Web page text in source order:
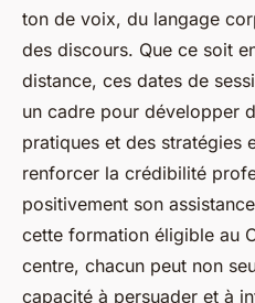
ton de voix, du langage
des discours. Que ce soit
distance, ces dates de
un cadre pour développer
pratiques et des stratégies
renforcer la crédibilité
positivement son
cette formation éligible au
centre, chacun peut non
capacité à persuader et à